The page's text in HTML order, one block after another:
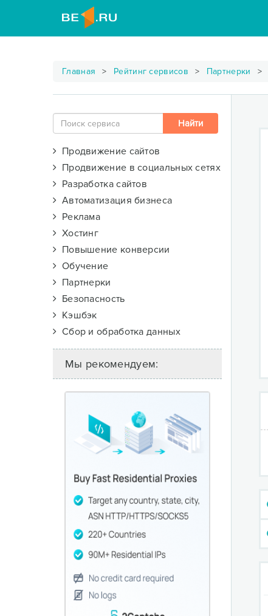
Главная Рейтинг сервисов Партнерки
Продвижение сайтов
Продвижение в социальных сетях
Разработка сайтов
Автоматизация бизнеса
Реклама
Хостинг
Повышение конверсии
Обучение
Партнерки
Безопасность
Кэшбэк
Сбор и обработка данных
Мы рекомендуем: